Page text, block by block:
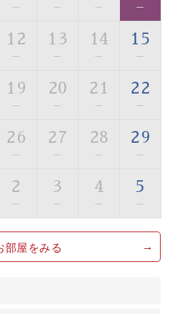
円）
たりといやされるプライベー
バー兼ガイドが諏訪大社をご
ですので、ご利用ご希望の方
きない日がございます
運行しておりません
訪大社など歴史ある諏訪の街
しく癒される宿で贅沢に幸せ
— — — —
12
—
13
—
14
—
15
—
19
—
20
—
21
—
22
—
26
—
27
—
28
—
29
—
2
—
3
—
4
—
5
—
部屋をみる